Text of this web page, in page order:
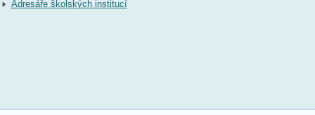
Adresáře školských institucí